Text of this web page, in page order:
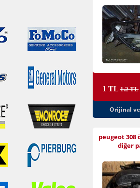
1 TL 1.2 TL
Orijinal ve
peugeot 308
diğer